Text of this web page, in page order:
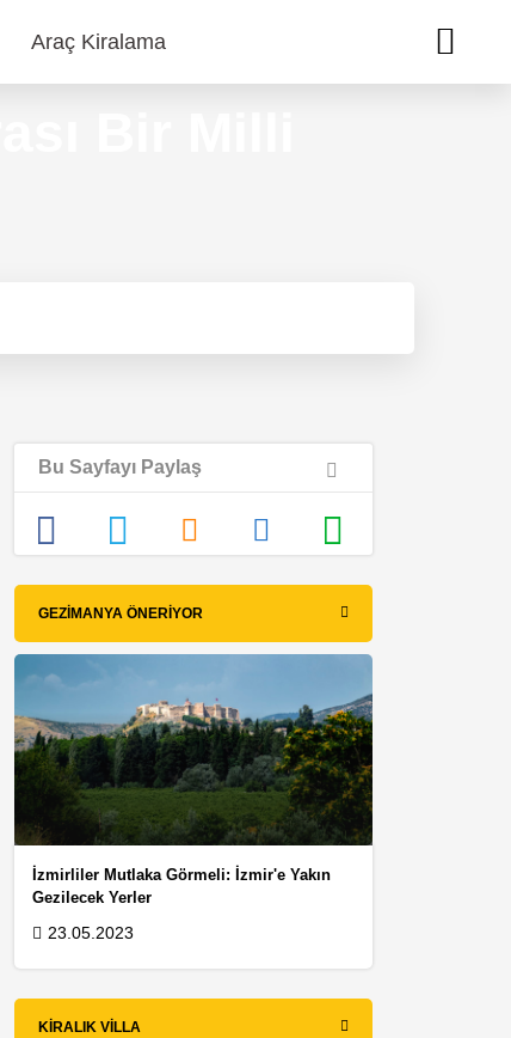
Araç Kiralama
Bu Sayfayı Paylaş
GEZIMANYA ÖNERIYOR
İzmirliler Mutlaka Görmeli: İzmir'e Yakın
Gezilecek Yerler
23.05.2023
KIRALIK VILLA